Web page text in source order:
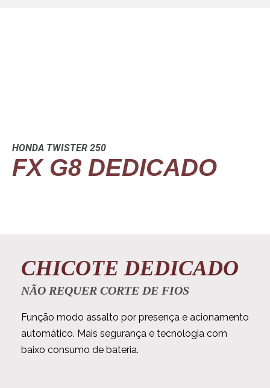
FX G8 DEDICADO
HONDA TWISTER 250
CHICOTE DEDICADO
NÃO REQUER CORTE DE FIOS
Função modo assalto por presença e acionamento
automático. Mais segurança e tecnologia com
baixo consumo de bateria.